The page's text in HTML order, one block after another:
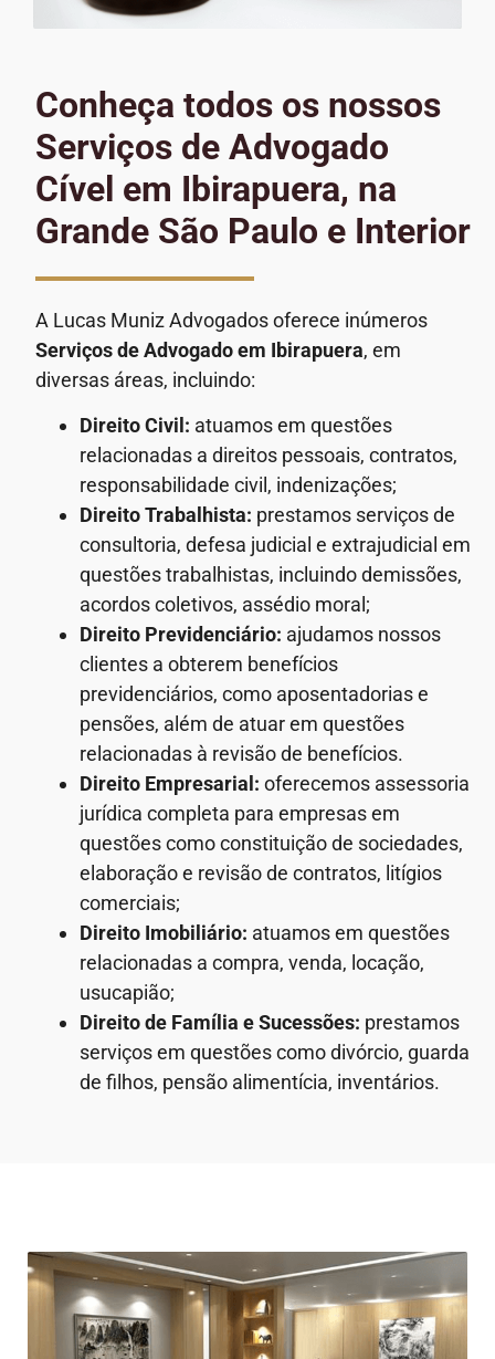
Conheça todos os nossos
Serviços de Advogado
Cível em Ibirapuera, na
Grande São Paulo e Interior
A Lucas Muniz Advogados oferece inúmeros
Serviços de Advogadoem Ibirapuera, em
diversas áreas, incluindo:
Direito Civil: atuamos em questões
relacionadas a direitos pessoais, contratos,
responsabilidade civil, indenizações;
Direito Trabalhista: prestamos serviços de
consultoria, defesa judicial e extrajudicial em
questões trabalhistas, incluindo demissões,
acordos coletivos, assédio moral;
Direito Previdenciário: ajudamos nossos
clientes a obterem benefícios
previdenciários, como aposentadorias e
pensões, além de atuar em questões
relacionadas à revisão de benefícios.
Direito Empresarial: oferecemos assessoria
jurídica completa para empresas em
questões como constituição de sociedades,
elaboração e revisão de contratos, litígios
comerciais;
Direito Imobiliário: atuamos em questões
relacionadas a compra, venda, locação,
usucapião;
Direito de Família e Sucessões: prestamos
serviços em questões como divórcio, guarda
de filhos, pensão alimentícia, inventários.